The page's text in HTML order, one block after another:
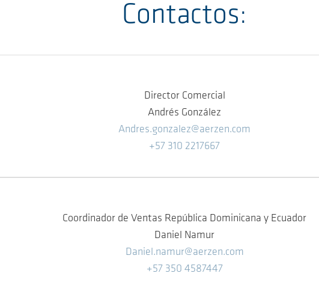
Contactos:
Director Comercial
Andrés González
Andres.gonzalez@aerzen.com
+57 310 2217667
Coordinador de Ventas República Dominicana y Ecuador
Daniel Namur
Daniel.namur@aerzen.com
+57 350 4587447